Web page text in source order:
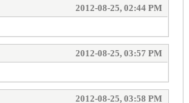
2012-08-25, 02:44 PM
2012-08-25, 03:57 PM
2012-08-25, 03:58 PM